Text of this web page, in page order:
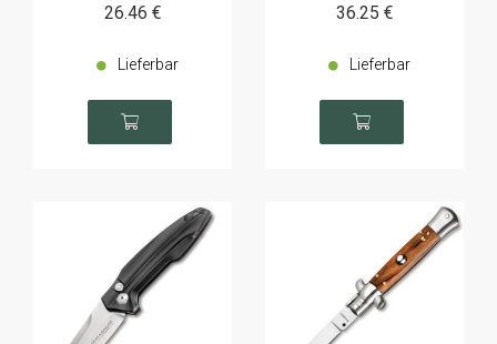
26.46 €
Lieferbar
36.25 €
Lieferbar